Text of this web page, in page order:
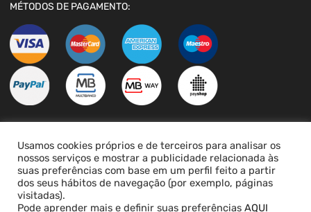
MÉTODOS DE PAGAMENTO:
LIVRO DE RECLAMAÇÕES
Usamos cookies próprios e de terceiros para analisar os
nossos serviços e mostrar a publicidade relacionada às
suas preferências com base em um perfil feito a partir
dos seus hábitos de navegação (por exemplo, páginas
visitadas).
Pode aprender mais e definir suas preferências AQUI